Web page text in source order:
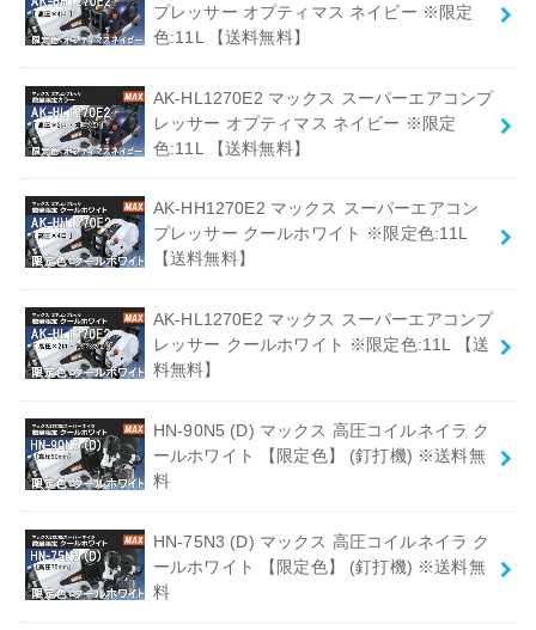
プレッサー オプティマス ネイビー ※限定
色:11L 【送料無料】
AK-HL1270E2 マックス スーパーエアコンプ
レッサー オプティマス ネイビー ※限定
色:11L 【送料無料】
AK-HH1270E2 マックス スーパーエアコン
プレッサー クールホワイト ※限定色:11L
【送料無料】
AK-HL1270E2 マックス スーパーエアコンプ
レッサー クールホワイト ※限定色:11L 【送
料無料】
HN-90N5 (D) マックス 高圧コイルネイラ ク
ールホワイト 【限定色】 (釘打機) ※送料無
料
HN-75N3 (D) マックス 高圧コイルネイラ ク
ールホワイト 【限定色】 (釘打機) ※送料無
料